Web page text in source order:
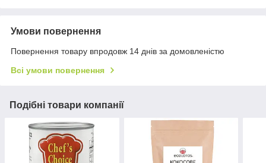
Умови повернення
Повернення товару впродовж 14 днів за домовленістю
Всі умови повернення
Подібні товари компанії